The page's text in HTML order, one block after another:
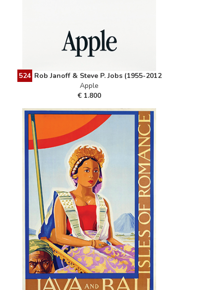
524 Rob Janoff & Steve P. Jobs (1955-2012
Apple
€ 1.800